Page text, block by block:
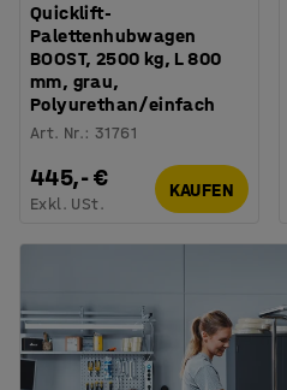
Quicklift-
Palettenhubwagen
BOOST, 2500 kg, L 800
mm, grau,
Polyurethan/einfach
Art. Nr.:31761
445,- €
Exkl. USt.
KAUFEN